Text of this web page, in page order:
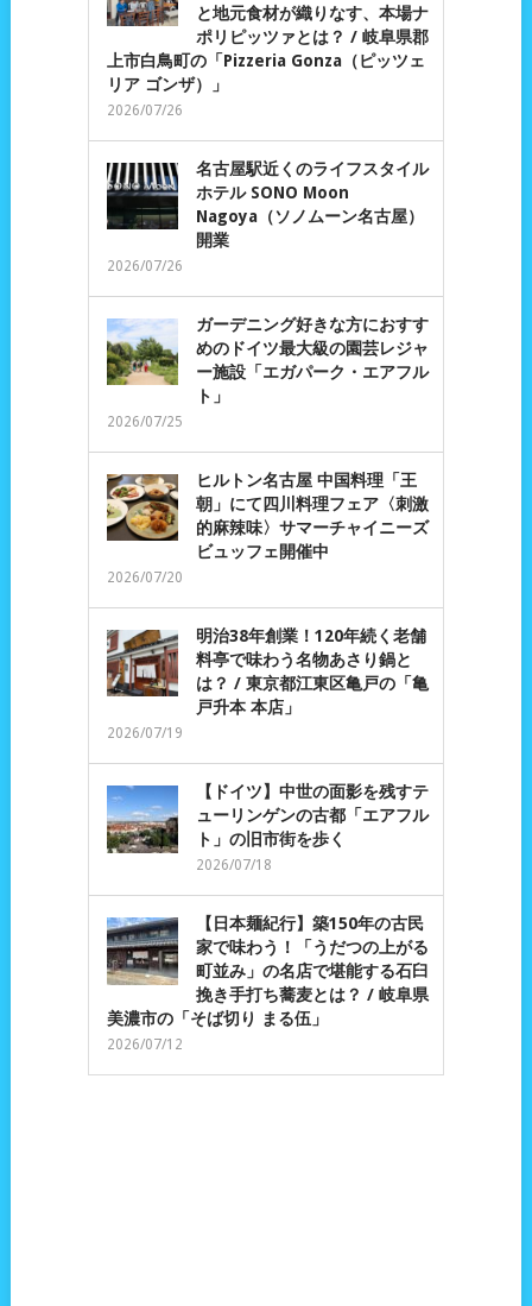
と地元食材が織りなす、本場ナ
ポリピッツァとは？ / 岐阜県郡
上市白鳥町の「Pizzeria Gonza（ピッツェ
リア ゴンザ）」
2026/07/26
名古屋駅近くのライフスタイル
ホテル SONO Moon
Nagoya（ソノムーン名古屋）
開業
2026/07/26
ガーデニング好きな方におすす
めのドイツ最大級の園芸レジャ
ー施設「エガパーク・エアフル
ト」
2026/07/25
ヒルトン名古屋 中国料理「王
朝」にて四川料理フェア〈刺激
的麻辣味〉サマーチャイニーズ
ビュッフェ開催中
2026/07/20
明治38年創業！120年続く老舗
料亭で味わう名物あさり鍋と
は？ / 東京都江東区亀戸の「亀
戸升本 本店」
2026/07/19
【ドイツ】中世の面影を残すテ
ューリンゲンの古都「エアフル
ト」の旧市街を歩く
2026/07/18
【日本麺紀行】築150年の古民
家で味わう！「うだつの上がる
町並み」の名店で堪能する石臼
挽き手打ち蕎麦とは？ / 岐阜県
美濃市の「そば切り まる伍」
2026/07/12